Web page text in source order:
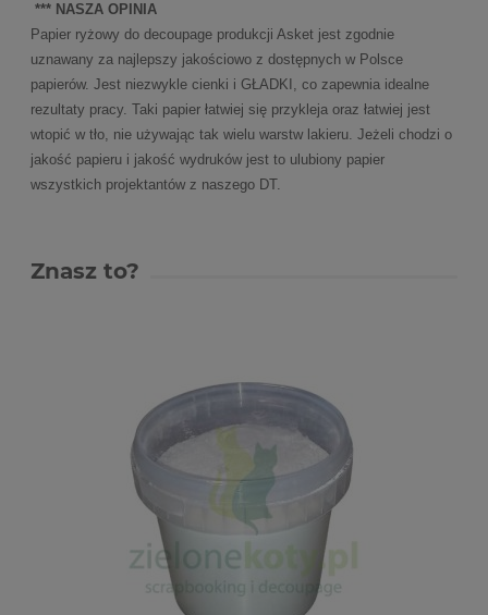
*** NASZA OPINIA
Papier ryżowy do decoupage produkcji Asket jest zgodnie
uznawany za najlepszy jakościowo z dostępnych w Polsce
papierów. Jest niezwykle cienki i GŁADKI, co zapewnia idealne
rezultaty pracy. Taki papier łatwiej się przykleja oraz łatwiej jest
wtopić w tło, nie używając tak wielu warstw lakieru. Jeżeli chodzi o
jakość papieru i jakość wydruków jest to ulubiony papier
wszystkich projektantów z naszego DT.
Znasz to?